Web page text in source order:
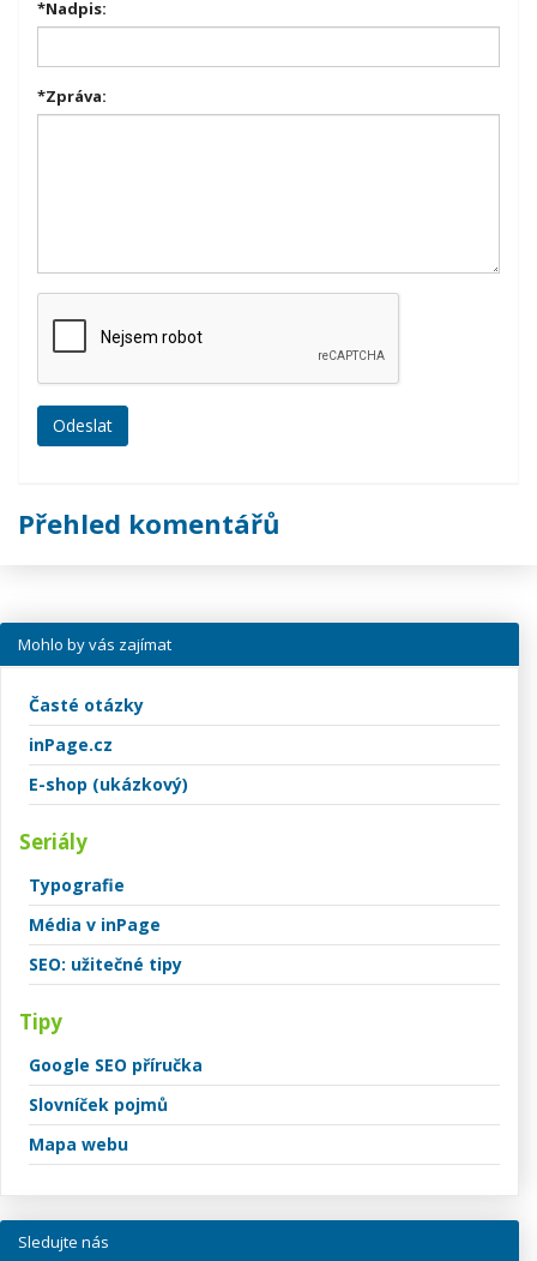
*Nadpis:
*Zpráva:
Přehled komentářů
Mohlo by vás zajímat
Časté otázky
inPage.cz
E-shop (ukázkový)
Seriály
Typografie
Média v inPage
SEO: užitečné tipy
Tipy
Google SEO příručka
Slovníček pojmů
Mapa webu
Sledujte nás